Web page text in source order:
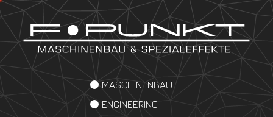
MASCHINENBAU
ENGINEERING